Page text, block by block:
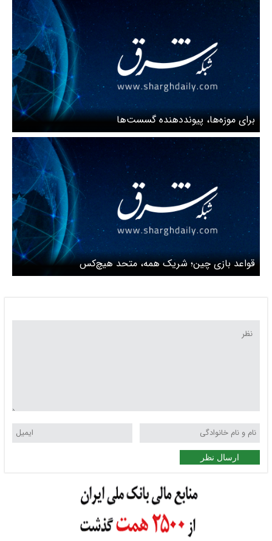
برای موزه‌ها، پیونددهنده گسست‌ها
قواعد بازی چین؛ شریک همه، متحد هیچ‌کس
ارسال نظر